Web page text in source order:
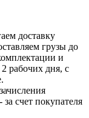
доставку
грузы до
и
рабочих дня, с
счет покупателя